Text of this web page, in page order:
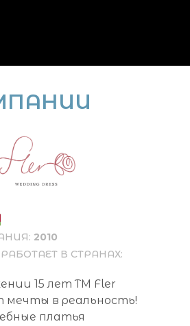
15 лет ТМ Fler
мечты в реальность!
платья
2010
В СТРАНАХ: